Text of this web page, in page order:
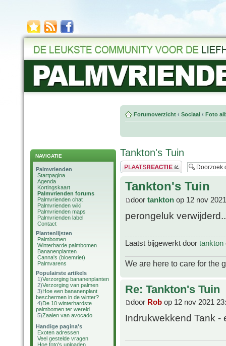
NAVIGATIE
Palmvrienden
Startpagina
Agenda
Kortingskaart
Palmvrienden forums
Palmvrienden chat
Palmvrienden wiki
Palmvrienden maps
Palmvrienden label
Contact
Plantenlijsten
Palmbomen
Winterharde palmbomen
Bananenplanten
Canna's (bloemriet)
Palmvarens
Populairste artikels
1)Verzorging bananenplanten
2)Verzorging van palmen
3)Hoe een bananenplant
beschermen in de winter?
4)De 10 winterhardste
palmbomen ter wereld
5)Zaaien van avocado
Handige pagina's
Exoten adressen
Veel gestelde vragen
Hoe foto's uploaden
Forumoverzicht ‹ Sociaal ‹ Foto
Tankton's Tuin
Plaats een reactie
Tankton's Tuin
door tankton op 12 nov
perongeluk
Laatst bijgewerkt door tankton
We are here to care for the
Re: Tankton's Tuin
door Rob op 12 nov 2021
Indrukwekkend Tank -